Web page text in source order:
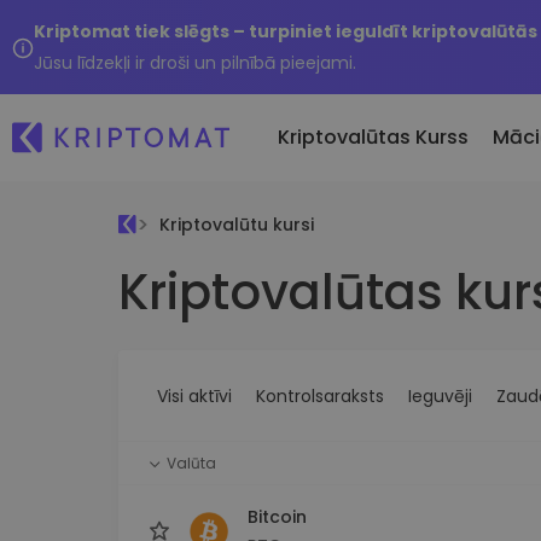
Kriptomat tiek slēgts – turpiniet ieguldīt kriptovalūtās
Jūsu līdzekļi ir droši un pilnībā pieejami.
Kriptovalūtas Kurss
Visas cenas
Vairāk nekā 300 kriptovalūtu Nesen
Pērciet vairāk nekā 300
kriptovalūtas
iespējas
Kriptovalūtu kursi
Kriptovalūtas
Visi aktīvi Kontrolsaraksts Ieguvēji
Valūta
Bitcoin